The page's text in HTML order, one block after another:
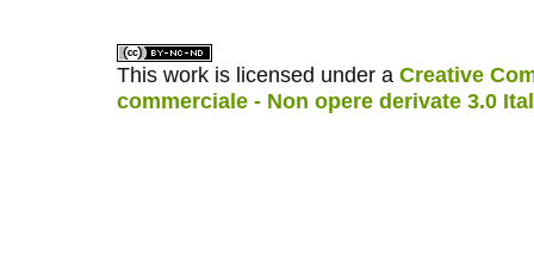
This work is licensed under a Creative
commerciale - Non opere derivate 3.0